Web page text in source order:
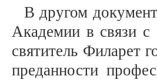
В другом
Академии в связи с
святитель Филарет
преданности